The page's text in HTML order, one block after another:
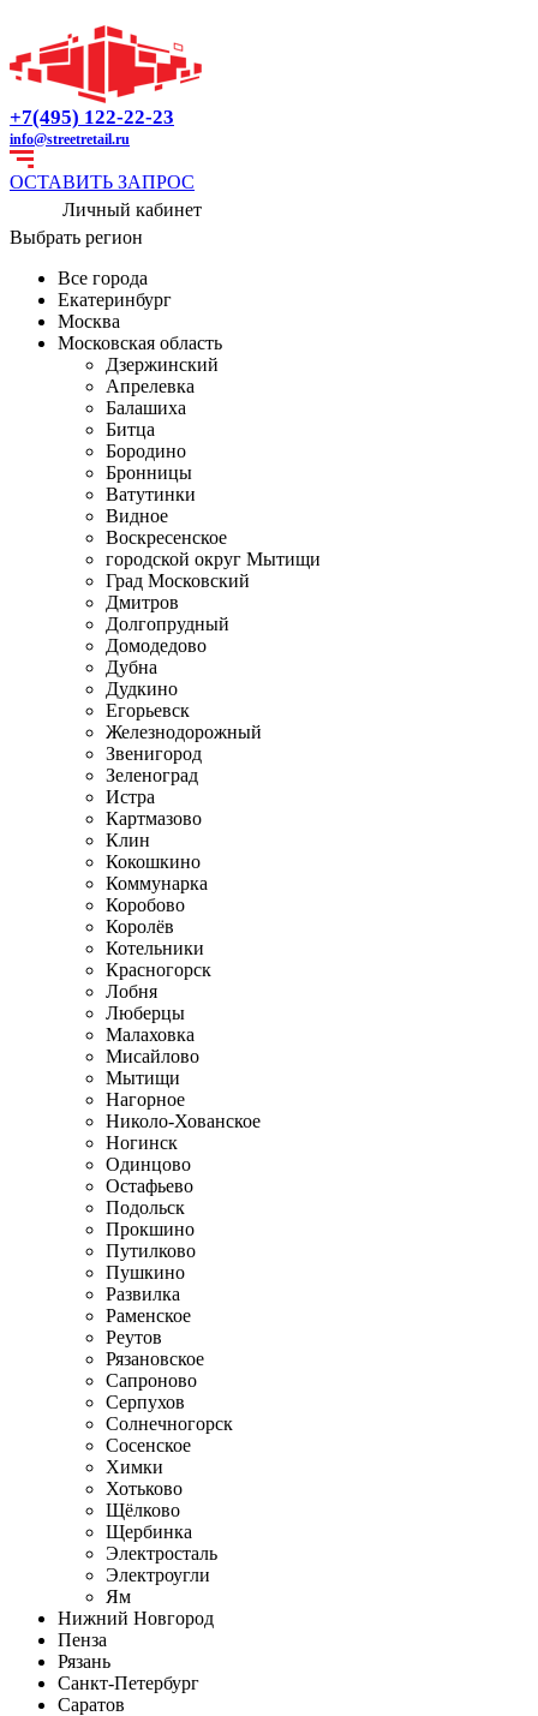
+7(495) 122-22-23
info@streetretail.ru
ОСТАВИТЬ ЗАПРОС
Личный кабинет
Выбрать регион
Все города
Екатеринбург
Москва
Московская область
Дзержинский
Апрелевка
Балашиха
Битца
Бородино
Бронницы
Ватутинки
Видное
Воскресенское
городской округ Мытищи
Град Московский
Дмитров
Долгопрудный
Домодедово
Дубна
Дудкино
Егорьевск
Железнодорожный
Звенигород
Зеленоград
Истра
Картмазово
Клин
Кокошкино
Коммунарка
Коробово
Королёв
Котельники
Красногорск
Лобня
Люберцы
Малаховка
Мисайлово
Мытищи
Нагорное
Николо-Хованское
Ногинск
Одинцово
Остафьево
Подольск
Прокшино
Путилково
Пушкино
Развилка
Раменское
Реутов
Рязановское
Сапроново
Серпухов
Солнечногорск
Сосенское
Химки
Хотьково
Щёлково
Щербинка
Электросталь
Электроугли
Ям
Нижний Новгород
Пенза
Рязань
Санкт-Петербург
Саратов